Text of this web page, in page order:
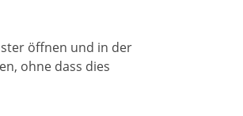
öffnen und in der
ohne dass dies